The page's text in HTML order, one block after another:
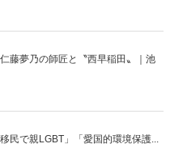
藤夢乃の師匠と〝西早稲田〟｜池
民で親LGBT」「愛国的環境保護...